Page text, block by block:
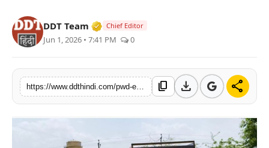
देश
राजनीति
मनोरंजन
DDT Team Verified Media or Organization • 01
Chief Editor
Jun 1, 2026 • 7:41 PM 0
content_copy download share